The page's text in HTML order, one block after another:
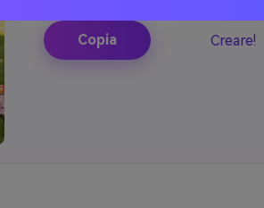
Copia Creare!